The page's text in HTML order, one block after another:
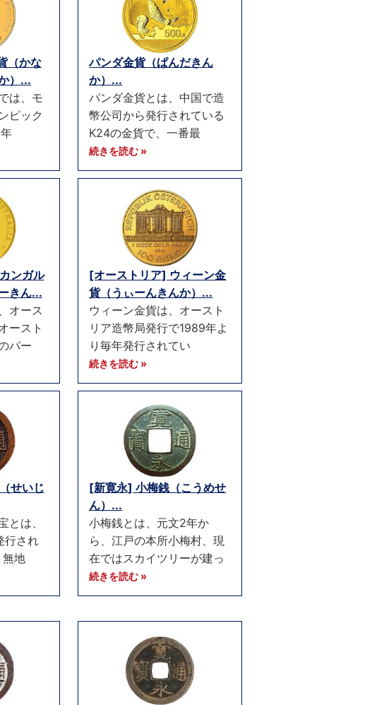
（かな
）...
は、モ
ピック
パンダ金貨（ぱんだきん
か）...
パンダ金貨とは、中国で造
幣公司から発行されている
K24の金貨で、一番最
続きを読む »
ンガル
きん...
オース
ースト
パー
[オーストリア] ウィーン金
貨（うぃーんきんか）...
ウィーン金貨は、オースト
リア造幣局発行で1989年よ
り毎年発行されてい
続きを読む »
せいじ
とは、
行され
無地
[新寛永] 小梅銭（こうめせ
ん）...
小梅銭とは、元文2年か
ら、江戸の本所小梅村、現
在ではスカイツリーが建っ
続きを読む »